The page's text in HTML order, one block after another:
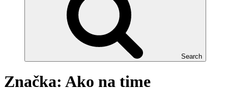
Search
Značka: Ako na time